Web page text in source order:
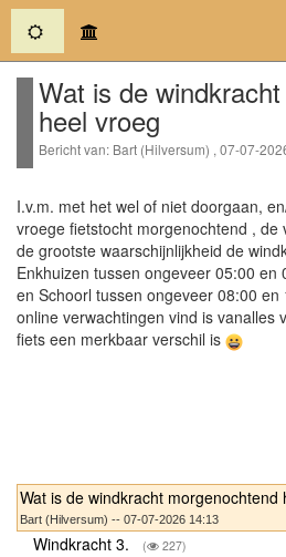
(current)
Wat is de
heel vroeg
Bericht van: Bart (Hilversum) , 07-07-
I.v.m. met het wel of niet doorgaan,
vroege fietstocht morgenochtend , de
de grootste waarschijnlijkheid de
Enkhuizen tussen ongeveer 05:00 en
en Schoorl tussen ongeveer 08:00
online verwachtingen vind is vanalles
fiets een merkbaar verschil is
Wat is de windkracht morgenochtend
Bart (Hilversum) -- 07-07-2026 14:13
Windkracht 3. ( 227)